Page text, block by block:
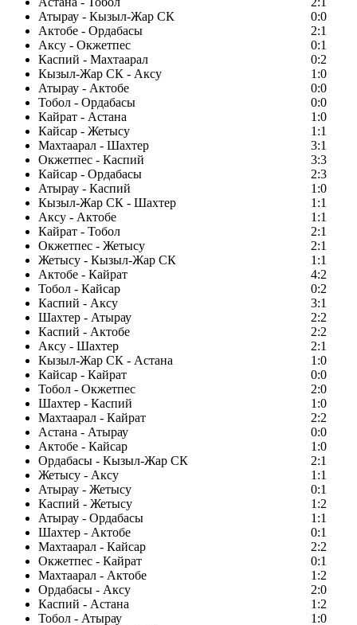
Атырау - Кызыл-Жар СК
0:0
Актобе - Ордабасы
2:1
Аксу - Окжетпес
0:1
Каспий - Махтаарал
0:2
Кызыл-Жар СК - Аксу
1:0
Атырау - Актобе
0:0
Тобол - Ордабасы
0:0
Кайрат - Астана
1:0
Кайсар - Жетысу
1:1
Махтаарал - Шахтер
3:1
Окжетпес - Каспий
3:3
Кайсар - Ордабасы
2:3
Атырау - Каспий
1:0
Кызыл-Жар СК - Шахтер
1:1
Аксу - Актобе
1:1
Кайрат - Тобол
2:1
Окжетпес - Жетысу
2:1
Жетысу - Кызыл-Жар СК
1:1
Актобе - Кайрат
4:2
Тобол - Кайсар
0:2
Каспий - Аксу
3:1
Шахтер - Атырау
2:2
Каспий - Актобе
2:2
Аксу - Шахтер
2:1
Кызыл-Жар СК - Астана
1:0
Кайсар - Кайрат
0:0
Тобол - Окжетпес
2:0
Шахтер - Каспий
1:0
Махтаарал - Кайрат
2:2
Астана - Атырау
0:0
Актобе - Кайсар
1:0
Ордабасы - Кызыл-Жар СК
2:1
Жетысу - Аксу
1:1
Атырау - Жетысу
0:1
Каспий - Жетысу
1:2
Атырау - Ордабасы
1:1
Шахтер - Актобе
0:1
Махтаарал - Кайсар
2:2
Окжетпес - Кайрат
0:1
Махтаарал - Актобе
1:2
Ордабасы - Аксу
2:0
Каспий - Астана
1:2
Тобол - Атырау
1:0